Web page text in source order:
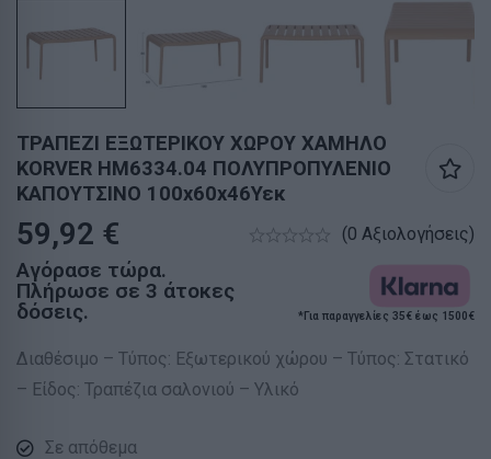
ΤΡΑΠΕΖΙ ΕΞΩΤΕΡΙΚΟΥ ΧΩΡΟΥ ΧΑΜΗΛΟ
KORVER HM6334.04 ΠΟΛΥΠΡΟΠΥΛΕΝΙΟ
ΚΑΠΟΥΤΣΙΝΟ 100x60x46Υεκ
59,92 € (0 Αξιολογήσεις)
Αγόρασε τώρα.
Πλήρωσε σε 3 άτοκες
δόσεις.
*Για παραγγελίες 35€ έως 1500€
Διαθέσιμο – Τύπος: Εξωτερικού χώρου – Τύπος: Στατικό
– Είδος: Τραπέζια σαλονιού – Υλικό
Σε απόθεμα